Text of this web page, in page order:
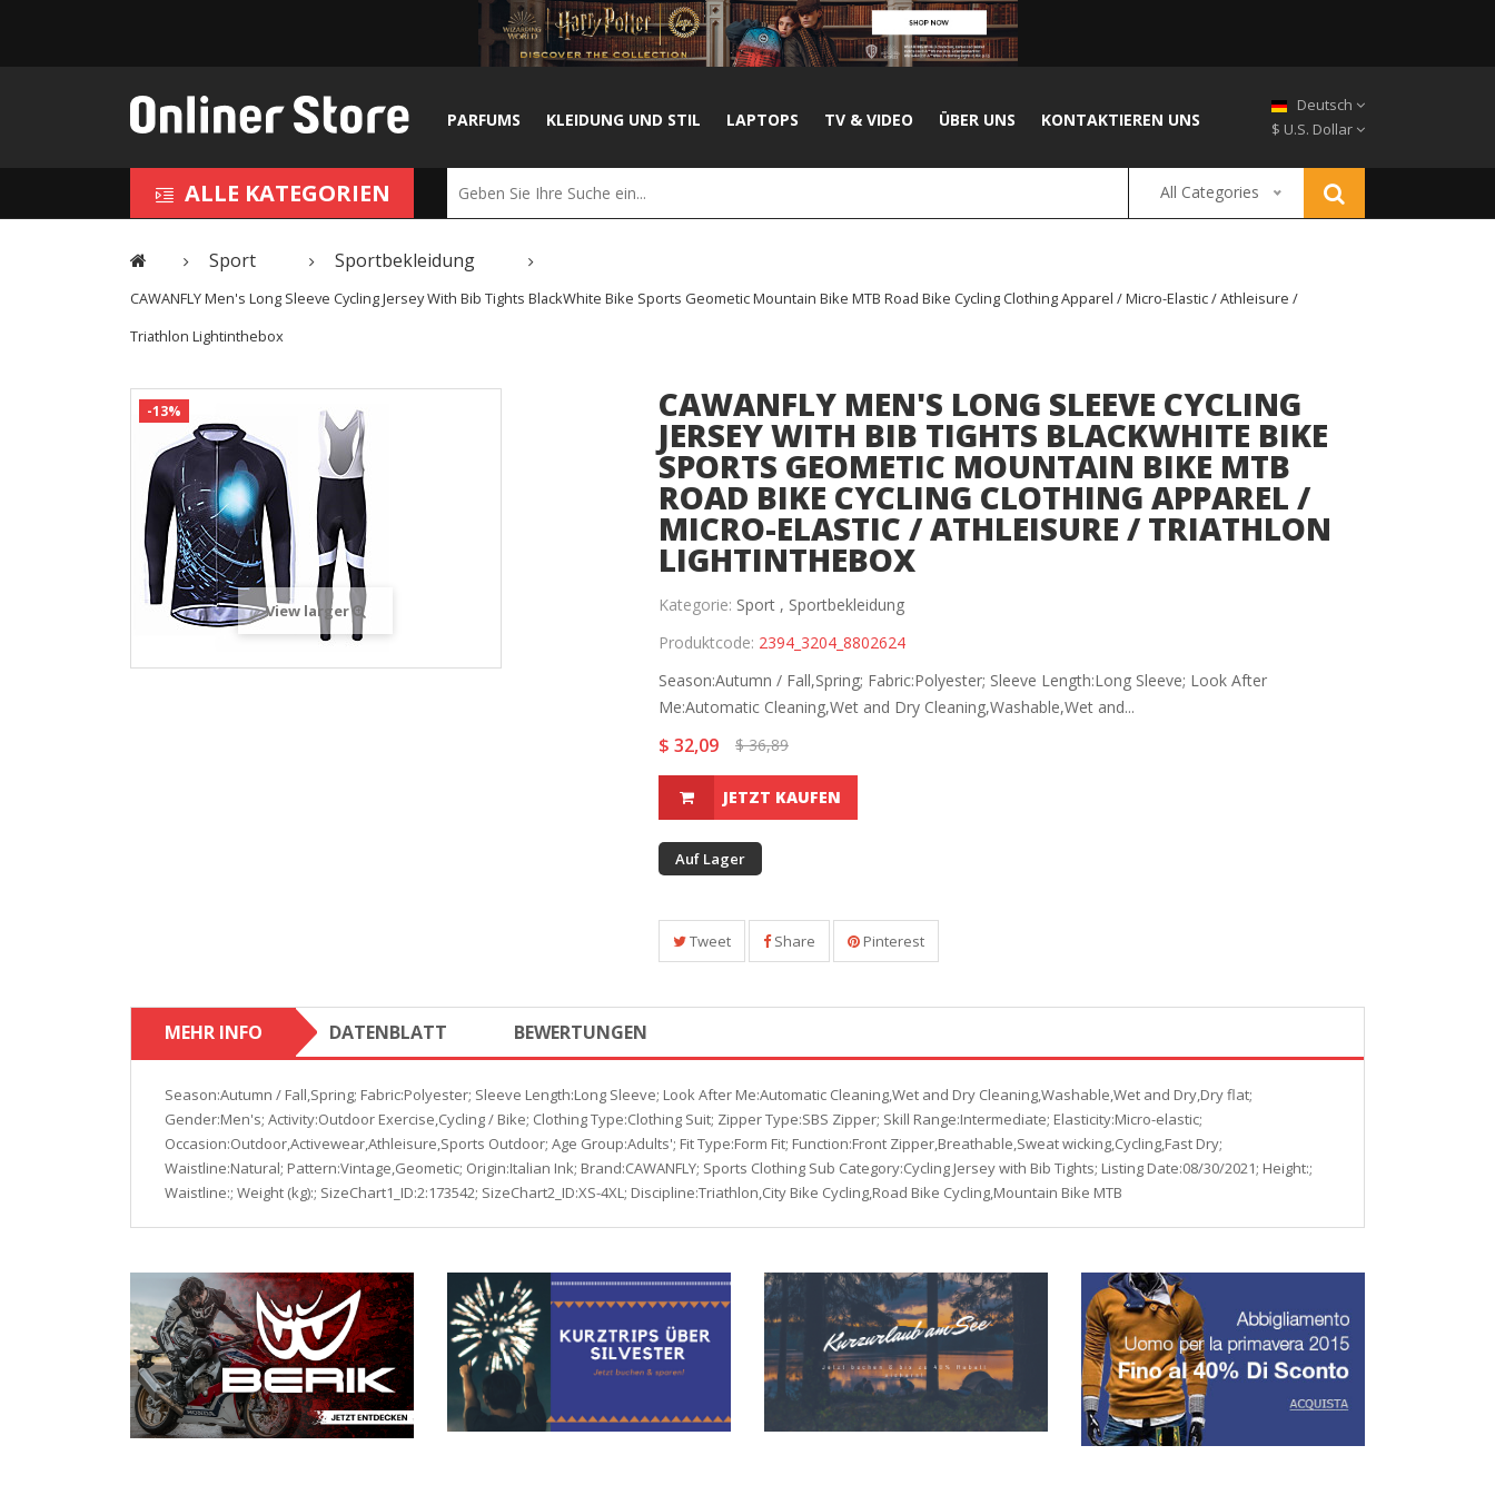
PARFUMS KLEIDUNG UND STIL LAPTOPS TV & VIDEO ÜBER UNS KONTAKTIEREN UNS
Deutsch
$ U.S. Dollar
ALLE KATEGORIEN All Categories
Sport Sportbekleidung
CAWANFLY Men's Long Sleeve Cycling Jersey With Bib Tights BlackWhite Bike Sports Geometic Mountain Bike MTB Road Bike Cycling Clothing Apparel / Micro-Elastic / Athleisure /
Triathlon Lightinthebox
-13%
View larger
CAWANFLY MEN'S LONG SLEEVE CYCLING
JERSEY WITH BIB TIGHTS BLACKWHITE BIKE
SPORTS GEOMETIC MOUNTAIN BIKE MTB
ROAD BIKE CYCLING CLOTHING APPAREL /
MICRO-ELASTIC / ATHLEISURE / TRIATHLON
LIGHTINTHEBOX
Kategorie: Sport , Sportbekleidung
Produktcode: 2394_3204_8802624
Season:Autumn / Fall,Spring; Fabric:Polyester; Sleeve Length:Long Sleeve; Look After
Me:Automatic Cleaning,Wet and Dry Cleaning,Washable,Wet and...
$ 32,09 $ 36,89
JETZT KAUFEN
Auf Lager
Tweet Share Pinterest
MEHR INFO DATENBLATT BEWERTUNGEN
Season:Autumn / Fall,Spring; Fabric:Polyester; Sleeve Length:Long Sleeve; Look After Me:Automatic Cleaning,Wet and Dry Cleaning,Washable,Wet and Dry,Dry flat;
Gender:Men's; Activity:Outdoor Exercise,Cycling / Bike; Clothing Type:Clothing Suit; Zipper Type:SBS Zipper; Skill Range:Intermediate; Elasticity:Micro-elastic;
Occasion:Outdoor,Activewear,Athleisure,Sports Outdoor; Age Group:Adults'; Fit Type:Form Fit; Function:Front Zipper,Breathable,Sweat wicking,Cycling,Fast Dry;
Waistline:Natural; Pattern:Vintage,Geometic; Origin:Italian Ink; Brand:CAWANFLY; Sports Clothing Sub Category:Cycling Jersey with Bib Tights; Listing Date:08/30/2021; Height:;
Waistline:; Weight (kg):; SizeChart1_ID:2:173542; SizeChart2_ID:XS-4XL; Discipline:Triathlon,City Bike Cycling,Road Bike Cycling,Mountain Bike MTB